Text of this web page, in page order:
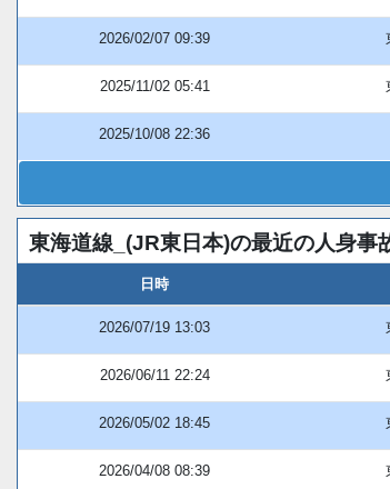
2026/02/07 09:39
2025/11/02 05:41
2025/10/08 22:36
東海道線_(JR東日本)の最近の人身事
日時
2026/07/19 13:03
2026/06/11 22:24
2026/05/02 18:45
2026/04/08 08:39